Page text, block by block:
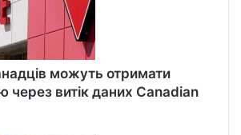
можуть отримати
через витік даних Canadian